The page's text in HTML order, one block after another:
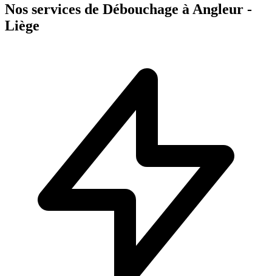
Nos services de Débouchage à Angleur -
Liège